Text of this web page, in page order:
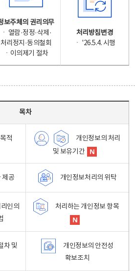
보주체의 권리의무
ㆍ 열람·정정·삭제·
처리정지·동의철회
ㆍ이의제기 절차
처리방침변경
ㆍ '26.5.4. 시행
목차
적
개인정보의 처리
및 보유기간
제공 개인정보처리의 위탁
인의
처리하는 개인정보 항목
차 및
개인정보의 안전성
확보조치